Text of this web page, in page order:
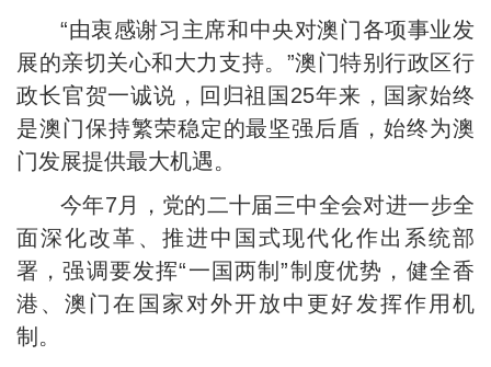
“由衷感谢习主席和中央对澳门各项事业发
展的亲切关心和大力支持。”澳门特别行政区行
政长官贺一诚说，回归祖国25年来，国家始终
是澳门保持繁荣稳定的最坚强后盾，始终为澳
门发展提供最大机遇。
今年7月，党的二十届三中全会对进一步全
面深化改革、推进中国式现代化作出系统部
署，强调要发挥“一国两制”制度优势，健全香
港、澳门在国家对外开放中更好发挥作用机
制。